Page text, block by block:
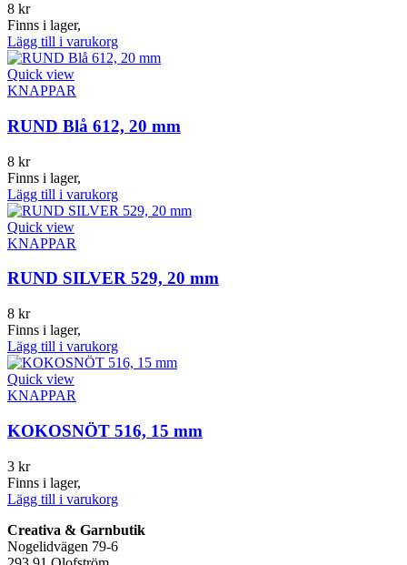
8 kr
Finns i lager,
Lägg till i varukorg
Quick view
KNAPPAR
RUND Blå 612, 20 mm
8 kr
Finns i lager,
Lägg till i varukorg
Quick view
KNAPPAR
RUND SILVER 529, 20 mm
8 kr
Finns i lager,
Lägg till i varukorg
Quick view
KNAPPAR
KOKOSNÖT 516, 15 mm
3 kr
Finns i lager,
Lägg till i varukorg
Creativa & Garnbutik
Nogelidvägen 79-6